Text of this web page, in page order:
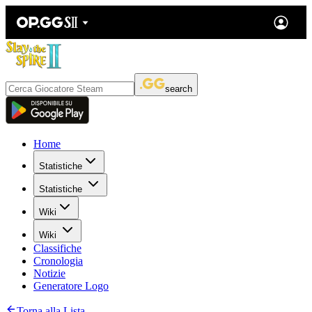
search
Home
Statistiche
Statistiche
Wiki
Wiki
Classifiche
Cronologia
Notizie
Generatore Logo